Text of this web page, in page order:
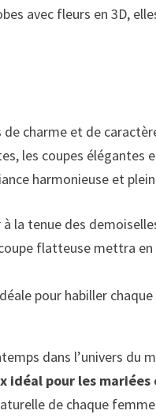
avec fleurs en 3D,
charme et de
les coupes élégantes
harmonieuse et
la tenue des
flatteuse mettra en
pour habiller
dans l’univers du
idéal pour les
de chaque